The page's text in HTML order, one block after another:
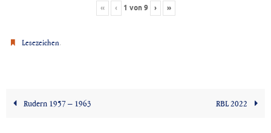
« ‹ 1 von9 › »
Lesezeichen.
Rudern 1957 – 1963 RBL 2022